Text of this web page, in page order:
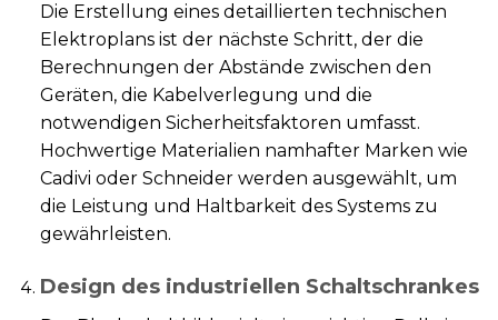
Die Erstellung eines detaillierten technischen
Elektroplans ist der nächste Schritt, der die
Berechnungen der Abstände zwischen den
Geräten, die Kabelverlegung und die
notwendigen Sicherheitsfaktoren umfasst.
Hochwertige Materialien namhafter Marken wie
Cadivi oder Schneider werden ausgewählt, um
die Leistung und Haltbarkeit des Systems zu
gewährleisten.
Design des industriellen Schaltschrankes